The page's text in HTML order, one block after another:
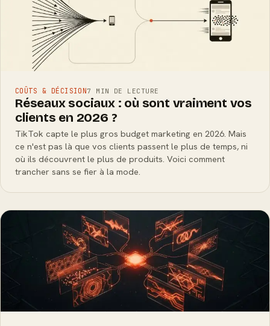
COÛTS & DÉCISION7 MIN DE LECTURE
Réseaux sociaux : où sont vraiment vos
clients en 2026 ?
TikTok capte le plus gros budget marketing en 2026. Mais
ce n'est pas là que vos clients passent le plus de temps, ni
où ils découvrent le plus de produits. Voici comment
trancher sans se fier à la mode.